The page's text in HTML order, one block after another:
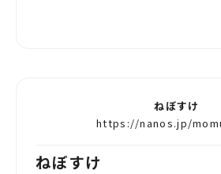
ねぼすけ
https://nanos.jp/
ねぼすけ